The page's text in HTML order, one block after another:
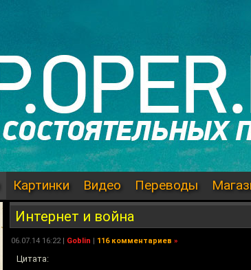
Картинки Видео Переводы
Интернет и война
06.07.14 16:22 | Goblin | 116 комментариев »
Цитата: